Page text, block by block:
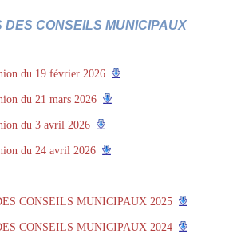
DES CONSEILS MUNICIPAUX
du 19 février 2026
du 21 mars 2026
du 3 avril 2026
du 24 avril 2026
CONSEILS MUNICIPAUX 2025
CONSEILS MUNICIPAUX 2024